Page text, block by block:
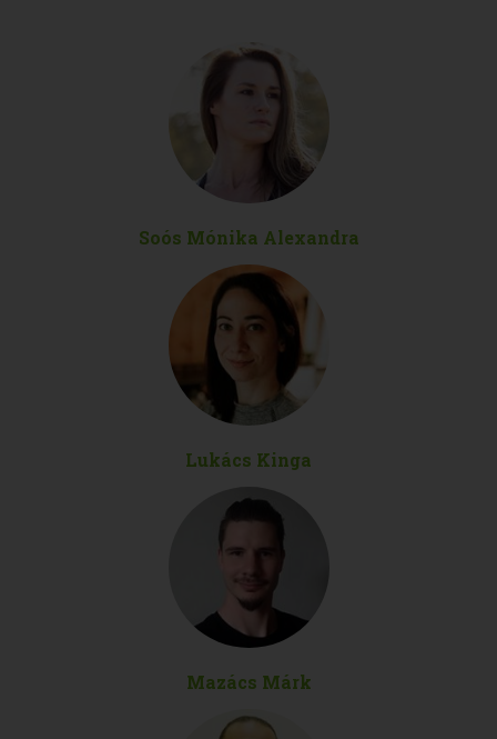
Soós Mónika Alexandra
Lukács Kinga
Mazács Márk